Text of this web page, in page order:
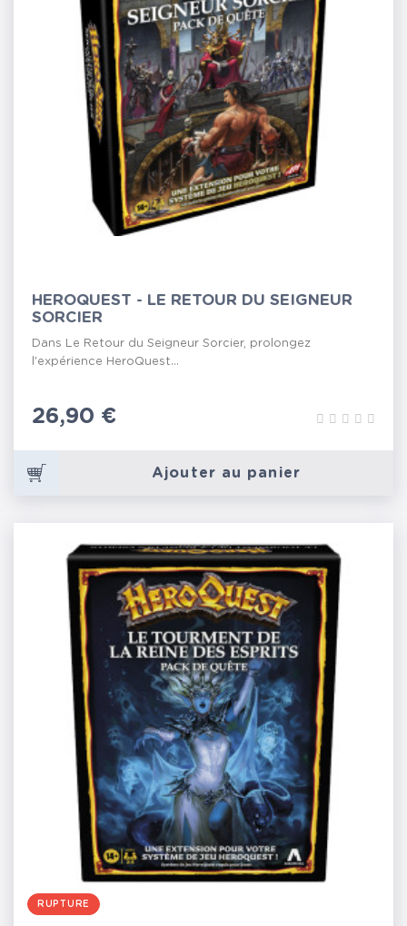
HEROQUEST - LE RETOUR DU SEIGNEUR
SORCIER
Dans Le Retour du Seigneur Sorcier, prolongez
l'expérience HeroQuest...
Prix
26,90 €
Ajouter au panier
RUPTURE